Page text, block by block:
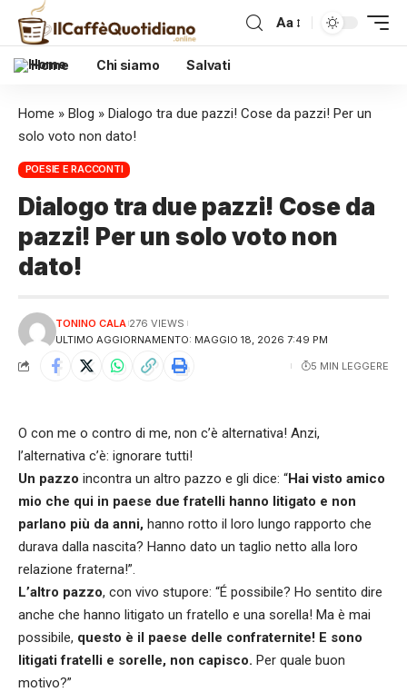
Aa
Home Chi siamo Salvati
Home » Blog » Dialogo tra due pazzi! Cose da pazzi! Per un
solo voto non dato!
POESIE E RACCONTI
Dialogo tra due pazzi! Cose da
pazzi! Per un solo voto non
dato!
ULTIMO AGGIORNAMENTO: MAGGIO 18, 2026 7:49 PM
TONINO CALA 276 VIEWS
5 MIN LEGGERE
O con me o contro di me, non c’è alternativa! Anzi,
l’alternativa c’è: ignorare tutti!
Un pazzo incontra un altro pazzo e gli dice: “Hai visto amico
mio che qui in paese due fratelli hanno litigato e non
parlano più da anni, hanno rotto il loro lungo rapporto che
durava dalla nascita? Hanno dato un taglio netto alla loro
relazione fraterna!”.
L’altro pazzo, con vivo stupore: “É possibile? Ho sentito dire
anche che hanno litigato un fratello e una sorella! Ma è mai
possibile, questo è il paese delle confraternite! E sono
litigati fratelli e sorelle, non capisco. Per quale buon
motivo?”